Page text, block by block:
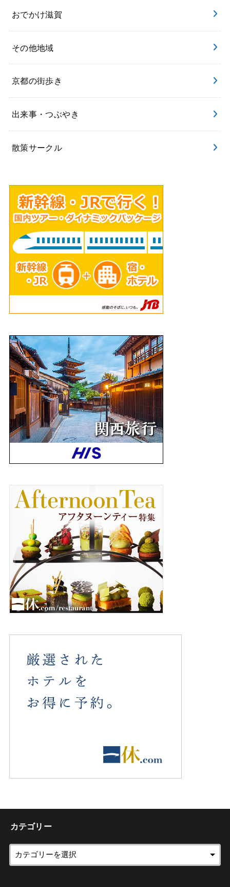
おでかけ滋賀
その他地域
京都の街歩き
出来事・つぶやき
散策サークル
カテゴリー